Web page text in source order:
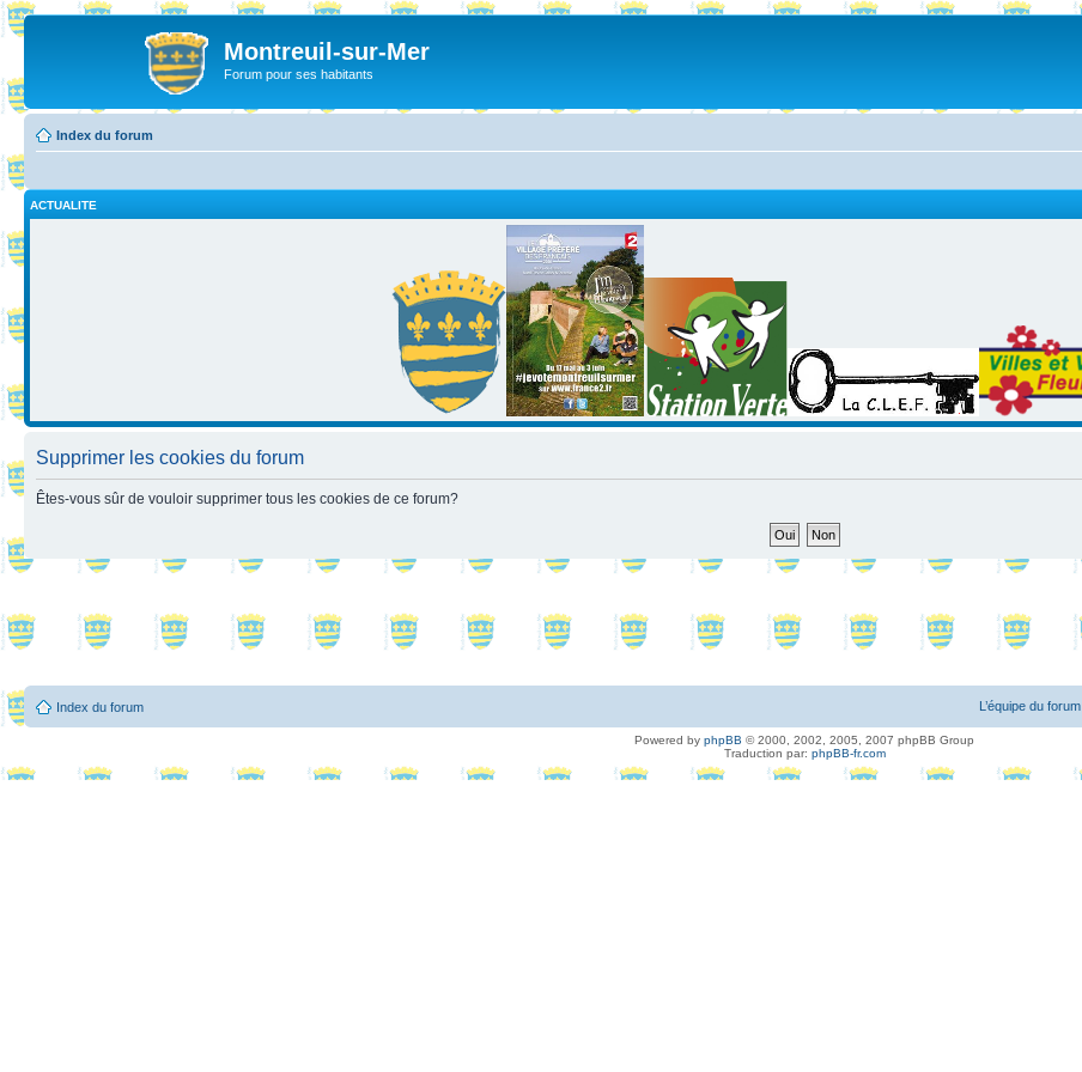
Montreuil-sur-Mer
Forum pour ses habitants
Index du forum
ACTUALITE
Supprimer les cookies du forum
Êtes-vous sûr de vouloir supprimer tous les cookies de ce forum?
Index du forum L’équipe du forum
Powered by phpBB © 2000, 2002, 2005, 2007 phpBB Group
Traduction par: phpBB-fr.com